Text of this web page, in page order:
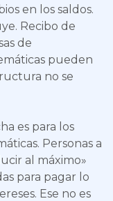
en los saldos.
Recibo de
de
pueden
no se
es para los
Personas a
al máximo»
para pagar lo
Ese no es